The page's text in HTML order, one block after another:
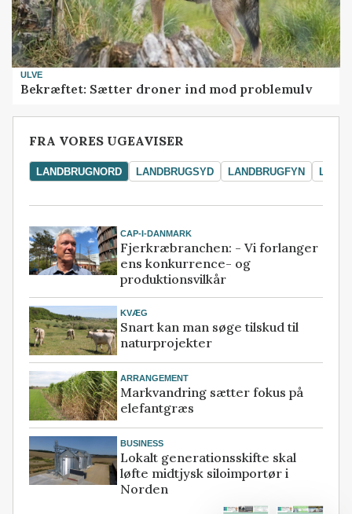
ULVE
Bekræftet: Sætter droner ind mod problemulv
FRA VORES UGEAVISER
LANDBRUGNORD LANDBRUGSYD LANDBRUGFYN
CAP-I-DANMARK
Fjerkræbranchen: - Vi forlanger
ens konkurrence- og
produktionsvilkår
KVÆG
Snart kan man søge tilskud til
naturprojekter
ARRANGEMENT
Markvandring sætter fokus på
elefantgræs
BUSINESS
Lokalt generationsskifte skal
løfte midtjysk siloimportør i
Norden